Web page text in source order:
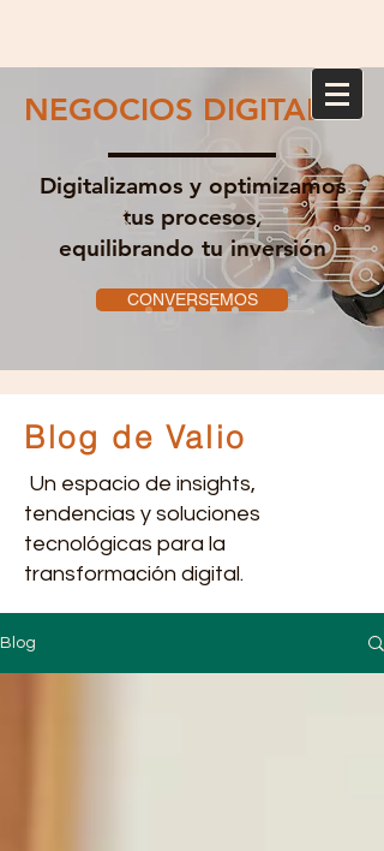
NEGOCIOS DIGITALES
Digitalizamos y optimizamos
tus procesos,
equilibrando tu inversión
CONVERSEMOS
Blog de Valio
Un espacio de insights,
tendencias y soluciones
tecnológicas para la
transformación digital.
Blog